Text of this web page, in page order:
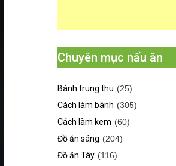
Chuyên mục nấu ăn
Bánh trung thu (25)
Cách làm bánh (305)
Cách làm kem (60)
Đồ ăn sáng (204)
Đồ ăn Tây (116)